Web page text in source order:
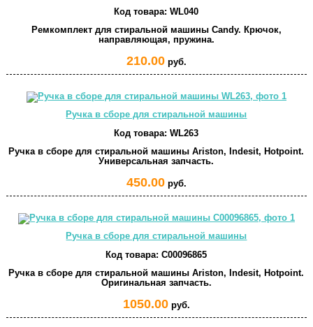
Код товара: WL040
Ремкомплект для стиральной машины Candy. Крючок,
направляющая, пружина.
210.00руб.
Ручка в сборе для стиральной машины
Код товара: WL263
Ручка в сборе для стиральной машины Ariston, Indesit, Hotpoint.
Универсальная запчасть.
450.00руб.
Ручка в сборе для стиральной машины
Код товара: C00096865
Ручка в сборе для стиральной машины Ariston, Indesit, Hotpoint.
Оригинальная запчасть.
1050.00руб.